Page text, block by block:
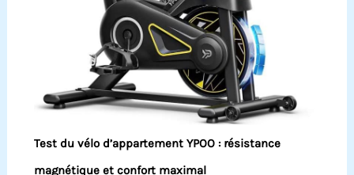
Test du vélo d’appartement YPOO : résistance
magnétique et confort maximal